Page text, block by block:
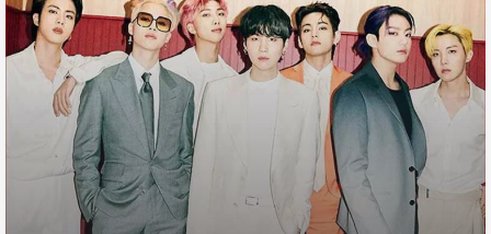
دوستان
خود
به
اشتراک
بگذارید.